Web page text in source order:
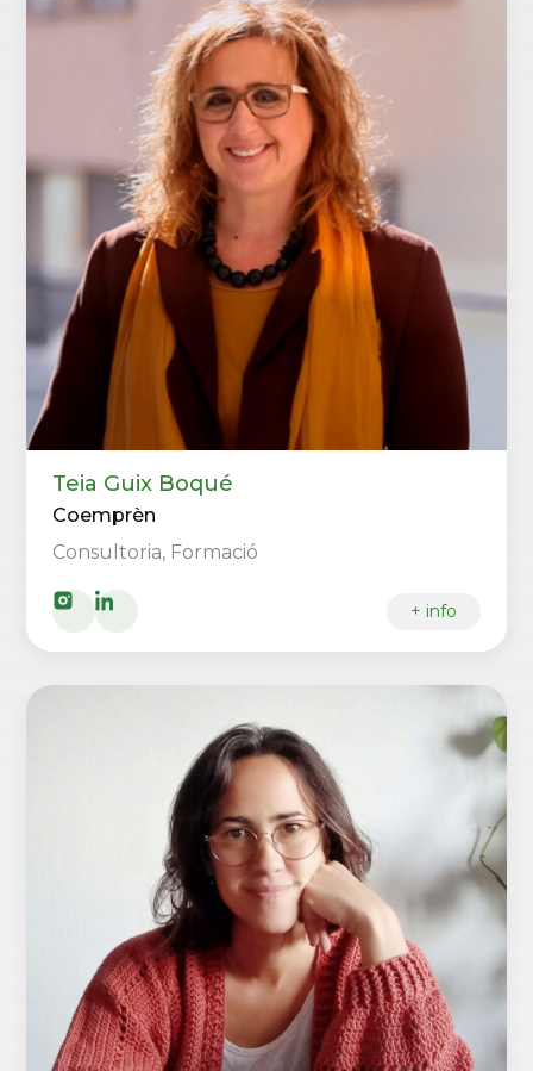
Teia Guix Boqué
Coemprèn
Consultoria, Formació
+ info